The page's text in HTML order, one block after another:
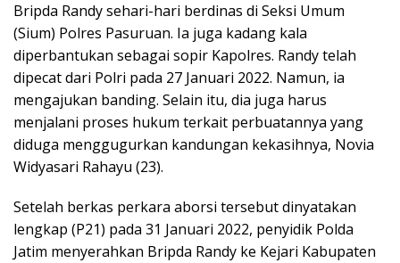
Bripda Randy sehari-hari berdinas di Seksi Umum
(Sium) Polres Pasuruan. Ia juga kadang kala
diperbantukan sebagai sopir Kapolres. Randy telah
dipecat dari Polri pada 27 Januari 2022. Namun, ia
mengajukan banding. Selain itu, dia juga harus
menjalani proses hukum terkait perbuatannya yang
diduga menggugurkan kandungan kekasihnya, Novia
Widyasari Rahayu (23).
Setelah berkas perkara aborsi tersebut dinyatakan
lengkap (P21) pada 31 Januari 2022, penyidik Polda
Jatim menyerahkan Bripda Randy ke Kejari Kabupaten